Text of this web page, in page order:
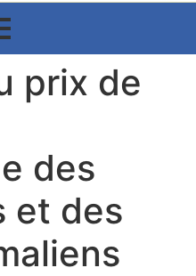
prix de
des
et des